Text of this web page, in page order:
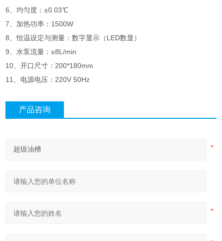
6、均匀度：±0.03℃
7、加热功率：1500W
8、恒温设定与测量：数字显示（LED数显）
9、水泵流量：≥8L/min
10、开口尺寸：200*180mm
11、电源电压：220V 50Hz
产品咨询